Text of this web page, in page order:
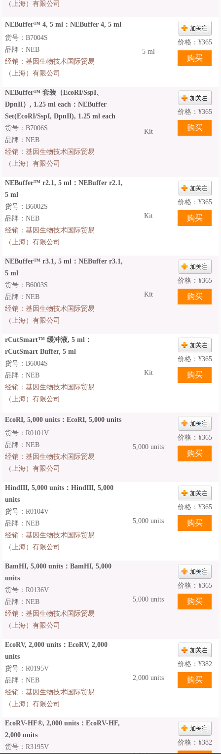
（上海）有限公司
NEBuffer™ 4, 5 ml：NEBuffer 4, 5 ml
5 ml
价格： ¥365
货号：B7004S
品牌：NEB
经销： 基因生物技术国际贸易
（上海）有限公司
NEBuffer™ 套装（EcoRI/SspI、
DpnII）, 1.25 ml each：NEBuffer
Set(EcoRI/SspI, DpnII), 1.25 ml each
Kit
价格： ¥365
货号：B7006S
品牌：NEB
经销： 基因生物技术国际贸易
（上海）有限公司
NEBuffer™ r2.1, 5 ml：NEBuffer r2.1,
5 ml
Kit
价格： ¥365
货号：B6002S
品牌：NEB
经销： 基因生物技术国际贸易
（上海）有限公司
NEBuffer™ r3.1, 5 ml：NEBuffer r3.1,
5 ml
Kit
价格： ¥365
货号：B6003S
品牌：NEB
经销： 基因生物技术国际贸易
（上海）有限公司
rCutSmart™ 缓冲液, 5 ml：
rCutSmart Buffer, 5 ml
Kit
价格： ¥365
货号：B6004S
品牌：NEB
经销： 基因生物技术国际贸易
（上海）有限公司
EcoRI, 5,000 units：EcoRI, 5,000 units
5,000 units
价格： ¥365
货号：R0101V
品牌：NEB
经销： 基因生物技术国际贸易
（上海）有限公司
HindIII, 5,000 units：HindIII, 5,000
units
5,000 units
价格： ¥365
货号：R0104V
品牌：NEB
经销： 基因生物技术国际贸易
（上海）有限公司
BamHI, 5,000 units：BamHI, 5,000
units
5,000 units
价格： ¥365
货号：R0136V
品牌：NEB
经销： 基因生物技术国际贸易
（上海）有限公司
EcoRV, 2,000 units：EcoRV, 2,000
units
2,000 units
价格： ¥382
货号：R0195V
品牌：NEB
经销： 基因生物技术国际贸易
（上海）有限公司
EcoRV-HF®, 2,000 units：EcoRV-HF,
2,000 units
价格： ¥382
货号：R3195V